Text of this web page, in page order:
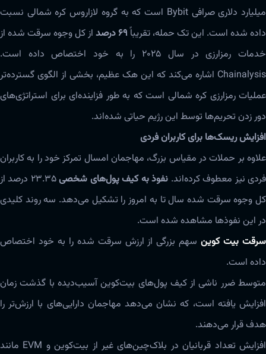
میلیارد دلاری صرافی Bybit است که به گروه لازاروس کره شمالی نسبت
داده شده است. این تک حمله، تقریباً۶۹ درصد
از کل وجوه سرقت شده از
خدمات رمزارزی در سال ۲۰۲۵ را به خود اختصاص داده است.
Chainalysis اشاره می‌کند که این هک عظیم، بخشی از الگوی گسترده‌تر
عملیات رمزارزی کره شمالی است که به طور فزاینده‌ای برای استراتژی‌های
دور زدن تحریم‌ها توسط این رژیم حیاتی شده‌اند.
افزایش ریسک‌ها برای کاربران فردی
علاوه بر حملات در مقیاس بزرگ، مهاجمان امسال تمرکز خود را به کاربران
فردی نیز معطوف کرده‌اند. نفوذ به کیف پول‌های شخصی
۲۳.۳۵ درصد از
کل وجوه سرقت شده سال تا به امروز را تشکیل می‌دهد. سه روند کلیدی
در این نفوذها مشاهده شده است.
سرقت بیت کوینسهم بزرگی از ارزش سرقت شده را به خود اختصاص
داده است.
متوسط ضرر ناشی از کیف پول‌های بیت‌کوین آسیب‌دیده با گذشت زمان
افزایش یافته است، که نشان می‌دهد مهاجمان دارایی‌های با ارزش‌تر را
هدف قرار می‌دهند.
افزایش تعداد قربانیان در بلاک‌چین‌های غیر از بیت‌کوین و EVM مانند